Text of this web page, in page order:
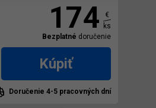
174
€
ks
Bezplatné doručenie
Kúpiť
Doručenie 4-5 pracovných dní